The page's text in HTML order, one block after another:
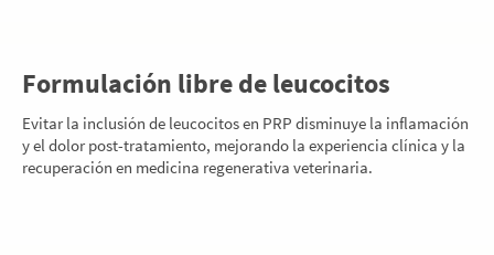
Formulación libre de leucocitos
Evitar la inclusión de leucocitos en PRP disminuye la inflamación
y el dolor post-tratamiento, mejorando la experiencia clínica y la
recuperación en medicina regenerativa veterinaria.